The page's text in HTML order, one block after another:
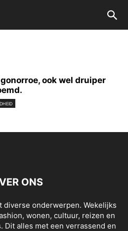
gonorroe, ook wel druiper
ONS
diverse onderwerpen. Wekelijks
wonen, cultuur, reizen en
Dit alles met een verrassend en